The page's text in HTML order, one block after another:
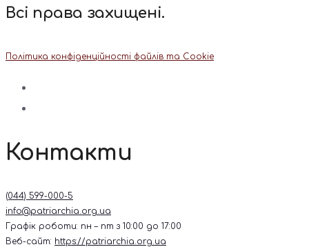
Всі права захищені.
Політика конфіденційності файлів та Cookie
Контакти
(044) 599-000-5
info@patriarchia.org.ua
Графік роботи: пн – пт з 10:00 до 17:00
Веб-сайт: https://patriarchia.org.ua